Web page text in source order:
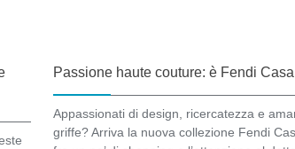
Passione haute couture: è Fendi Casa
Appassionati di design, ricercatezza e
griffe? Arriva la nuova collezione Fendi